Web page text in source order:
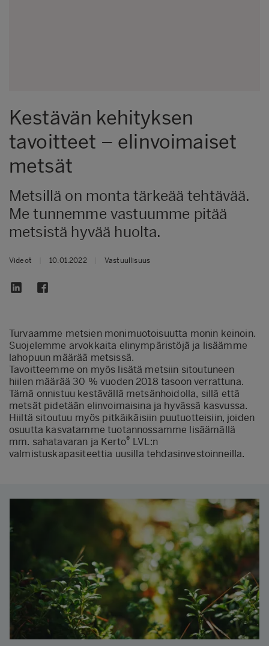
Kestävän kehityksen
tavoitteet – elinvoimaiset
metsät
Metsillä on monta tärkeää tehtävää.
Me tunnemme vastuumme pitää
metsistä hyvää huolta.
Videot 10.01.2022 Vastuullisuus
Turvaamme metsien monimuotoisuutta monin keinoin.
Suojelemme arvokkaita elinympäristöjä ja lisäämme
lahopuun määrää metsissä.
Tavoitteemme on myös lisätä metsiin sitoutuneen
hiilen määrää 30 % vuoden 2018 tasoon verrattuna.
Tämä onnistuu kestävällä metsänhoidolla, sillä että
metsät pidetään elinvoimaisina ja hyvässä kasvussa.
Hiiltä sitoutuu myös pitkäikäisiin puutuotteisiin, joiden
osuutta kasvatamme tuotannossamme lisäämällä
mm. sahatavaran ja Kerto® LVL:n
valmistuskapasiteettia uusilla tehdasinvestoinneilla.